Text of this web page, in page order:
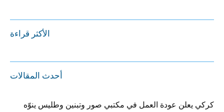
الأكثر قراءة
أحدث المقالات
كركي يعلن عودة العمل في مكتبي صور وتبنين وطليس ينوّه